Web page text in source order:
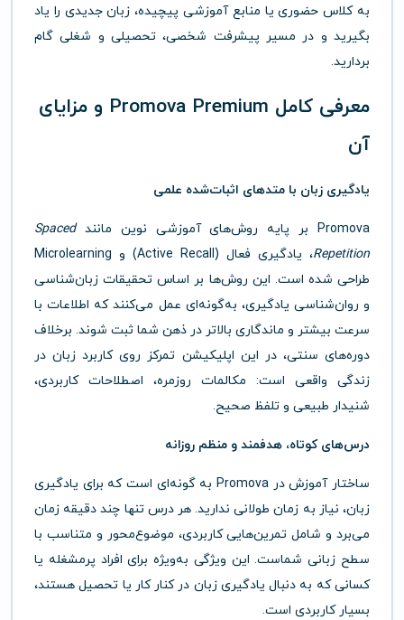
به کلاس حضوری یا منابع آموزشی پیچیده، زبان جدیدی را یاد
بگیرید و در مسیر پیشرفت شخصی، تحصیلی و شغلی گام
بردارید.
معرفی کامل Promova Premium و مزایای
آن
یادگیری زبان با متدهای اثبات‌شده علمی
Promova بر پایه روش‌های آموزشی نوین مانند
Spaced
Repetition
، یادگیری فعال (Active Recall) و Microlearning
طراحی شده است. این روش‌ها بر اساس تحقیقات زبان‌شناسی
و روان‌شناسی یادگیری، به‌گونه‌ای عمل می‌کنند که اطلاعات با
سرعت بیشتر و ماندگاری بالاتر در ذهن شما ثبت شوند. برخلاف
دوره‌های سنتی، در این اپلیکیشن تمرکز روی کاربرد زبان در
زندگی واقعی است: مکالمات روزمره، اصطلاحات کاربردی،
شنیدار طبیعی و تلفظ صحیح.
درس‌های کوتاه، هدفمند و منظم روزانه
ساختار آموزش در Promova به گونه‌ای است که برای یادگیری
زبان، نیاز به زمان طولانی ندارید. هر درس تنها چند دقیقه زمان
می‌برد و شامل تمرین‌هایی کاربردی، موضوع‌محور و متناسب با
سطح زبانی شماست. این ویژگی به‌ویژه برای افراد پرمشغله یا
کسانی که به دنبال یادگیری زبان در کنار کار یا تحصیل هستند،
بسیار کاربردی است.